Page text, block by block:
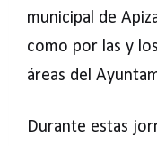
municipal de
como por las y
áreas del
Durante estas